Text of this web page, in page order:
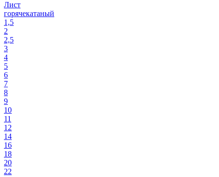
Лист
горячекатаный
1,5
2
2,5
3
4
5
6
7
8
9
10
11
12
14
16
18
20
22